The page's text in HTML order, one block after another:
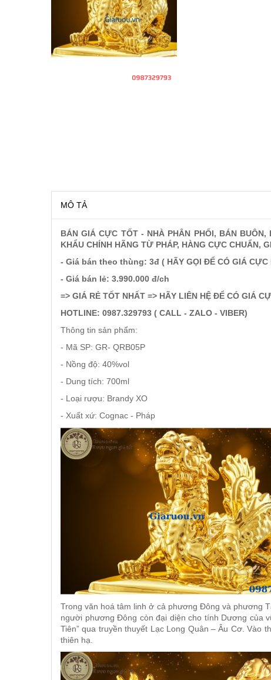
RƯỢU VANG MỸ
RƯỢU VANG NGỌT
RƯỢU CHAMPANGNE
RƯỢU WHISKY
RƯỢU COGNAC
RƯỢU VANG ĐÀ LẠT
BIA NGOẠI
TRỐNG RƯỢU
Vang Newzeland giá rẻ nhất
Rượu Vang Argentina
VANG CANADA ICEWINE
RƯỢU VANG NAM PHI
RƯỢU VANG ROMANIA GIÁ
MÔ TẢ
BÁN GIÁ CỰC TỐT - NHÀ PHÂN PHỐI, BÁN BUÔN,
KHẨU CHÍNH HÃNG TỪ PHÁP, HÀNG CỰC CHUẨN,
- Giá bán theo thùng: 3đ ( HÃY GỌI ĐỂ CÓ GIÁ CỰC
- Giá bán lẻ: 3.990.000 đ/ch
=> GIÁ RẺ TỐT NHẤT => HÃY LIÊN HỆ ĐỂ CÓ GIÁ
HOTLINE: 0987.329793 ( CALL - ZALO - VIBER)
Thông tin sản phẩm:
- Mã SP: GR- QRB05P
- Nồng độ: 40%vol
- Dung tích: 700ml
- Loại rượu: Brandy XO
- Xuất xứ: Cognac - Pháp
Trong văn hoá tâm linh ở cả phương Đông và phương
người phương Đông còn đại diện cho tính Dương của
Tiên” qua truyền thuyết Lạc Long Quân – Âu Cơ. Vào
thiên hạ.